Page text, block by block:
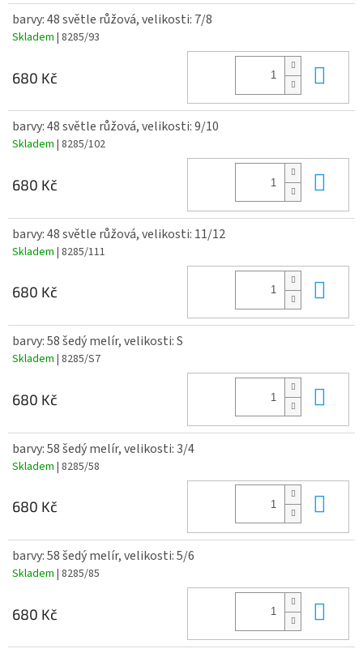
barvy: 48 světle růžová, velikosti: 7/8
Skladem | 8285/93
680 Kč
barvy: 48 světle růžová, velikosti: 9/10
Skladem | 8285/102
680 Kč
barvy: 48 světle růžová, velikosti: 11/12
Skladem | 8285/111
680 Kč
barvy: 58 šedý melír, velikosti: S
Skladem | 8285/S7
680 Kč
barvy: 58 šedý melír, velikosti: 3/4
Skladem | 8285/58
680 Kč
barvy: 58 šedý melír, velikosti: 5/6
Skladem | 8285/85
680 Kč